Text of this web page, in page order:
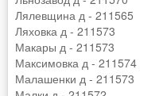
Лялевщина д - 211565
Ляховка д - 211573
Макары д - 211573
Максимовка д - 211574
Малашенки д - 211573